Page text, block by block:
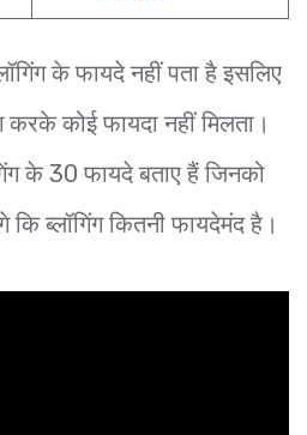
के फायदे नहीं पता है इसलिए
करके कोई फायदा नहीं मिलता।
के 30 फायदे बताए हैं जिनको
ब्लॉगिंग कितनी फायदेमंद है।